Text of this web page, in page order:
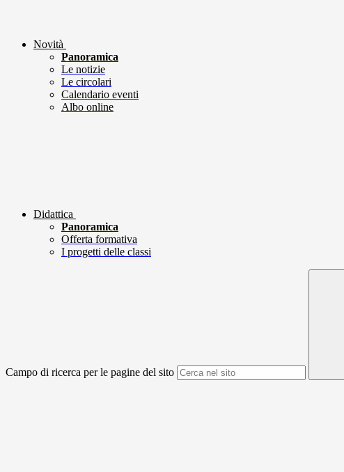
Novità
Panoramica
Le notizie
Le circolari
Calendario eventi
Albo online
Didattica
Panoramica
Offerta formativa
I progetti delle classi
Campo di ricerca per le pagine del sito